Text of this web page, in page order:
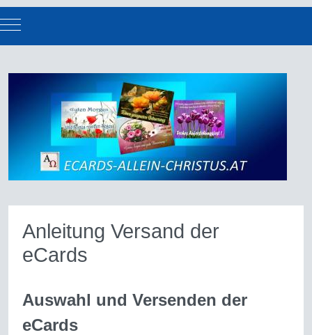
Mobile Menu Toggle
Anleitung Versand der
eCards
Auswahl und Versenden der
eCards